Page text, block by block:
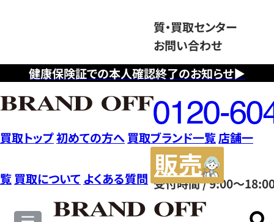
健康保険証での本人確認終了のお知らせ▶
質・買取センター
お問い合わせ
フ
リ
ー
ダ
イ
ヤ
ル
0120604117
受付時間 / 9:00～
買取トップ初めての方へ 買取ブランド一覧店舗一
覧 買取について よくある質問
サ